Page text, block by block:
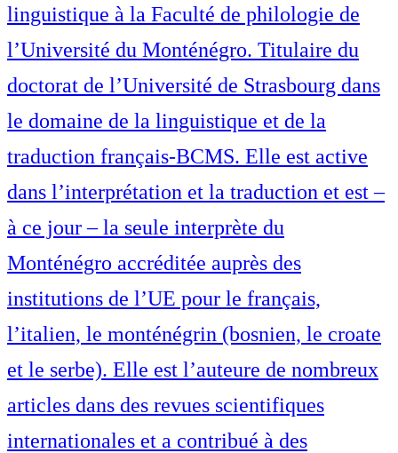
linguistique à la Faculté de philologie de
l’Université du Monténégro. Titulaire du
doctorat de l’Université de Strasbourg dans
le domaine de la linguistique et de la
traduction français-BCMS. Elle est active
dans l’interprétation et la traduction et est –
à ce jour – la seule interprète du
Monténégro accréditée auprès des
institutions de l’UE pour le français,
l’italien, le monténégrin (bosnien, le croate
et le serbe). Elle est l’auteure de nombreux
articles dans des revues scientifiques
internationales et a contribué à des